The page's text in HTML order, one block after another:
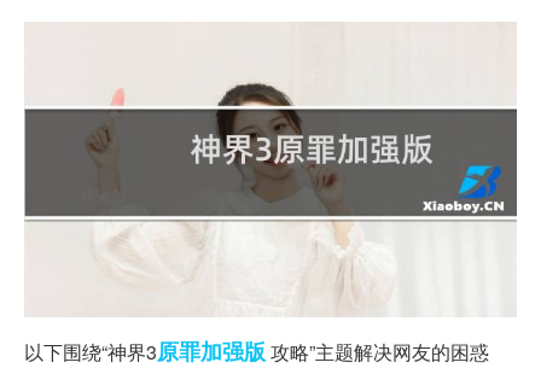
以下围绕“神界3原罪加强版 攻略”主题解决网友的困惑